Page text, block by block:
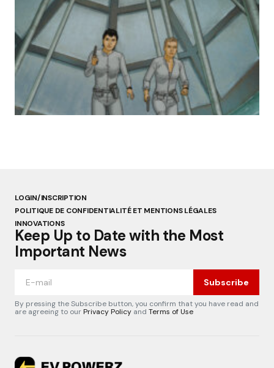
« Abandon des géants de la robotique :
Aldebaran, l’icône française laissée à l’oubli »
par Lucie Dubois 18 mars 2025
LOGIN/INSCRIPTION
POLITIQUE DE CONFIDENTIALITÉ ET MENTIONS LÉGALES
INNOVATIONS
Keep Up to Date with the Most
Important News
Subscribe
By pressing the Subscribe button, you confirm that you have read and
are agreeing to ourPrivacy Policy and Terms of Use